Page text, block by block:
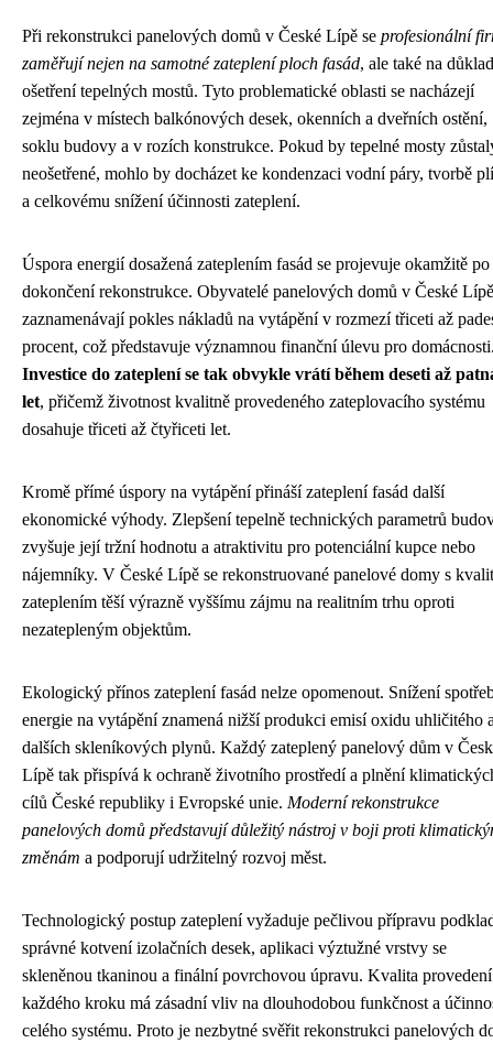
Při rekonstrukci panelových domů v České Lípě se profesionální
zaměřují nejen na samotné zateplení ploch fasád, ale také na
ošetření tepelných mostů. Tyto problematické oblasti se nacházejí
zejména v místech balkónových desek, okenních a dveřních ostění,
soklu budovy a v rozích konstrukce. Pokud by tepelné mosty
neošetřené, mohlo by docházet ke kondenzaci vodní páry, tvorbě
a celkovému snížení účinnosti zateplení.
Úspora energií dosažená zateplením fasád se projevuje okamžitě po
dokončení rekonstrukce. Obyvatelé panelových domů v České Lípě
zaznamenávají pokles nákladů na vytápění v rozmezí třiceti až
procent, což představuje významnou finanční úlevu pro
Investice do zateplení se tak obvykle vrátí během deseti až
let, přičemž životnost kvalitně provedeného zateplovacího systému
dosahuje třiceti až čtyřiceti let.
Kromě přímé úspory na vytápění přináší zateplení fasád další
ekonomické výhody. Zlepšení tepelně technických parametrů
zvyšuje její tržní hodnotu a atraktivitu pro potenciální kupce nebo
nájemníky. V České Lípě se rekonstruované panelové domy s
zateplením těší výrazně vyššímu zájmu na realitním trhu oproti
nezatepleným objektům.
Ekologický přínos zateplení fasád nelze opomenout. Snížení
energie na vytápění znamená nižší produkci emisí oxidu uhličitého
dalších skleníkových plynů. Každý zateplený panelový dům v
Lípě tak přispívá k ochraně životního prostředí a plnění
cílů České republiky i Evropské unie. Moderní rekonstrukce
panelových domů představují důležitý nástroj v boji proti
změnám a podporují udržitelný rozvoj měst.
Technologický postup zateplení vyžaduje pečlivou přípravu
správné kotvení izolačních desek, aplikaci výztužné vrstvy se
skleněnou tkaninou a finální povrchovou úpravu. Kvalita provedení
každého kroku má zásadní vliv na dlouhodobou funkčnost a
celého systému. Proto je nezbytné svěřit rekonstrukci panelových